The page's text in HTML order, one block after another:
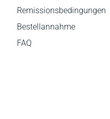
Remissionsbedingungen
Bestellannahme
FAQ